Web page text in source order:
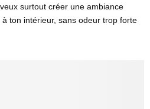
surtout créer une ambiance
ton intérieur, sans odeur trop forte